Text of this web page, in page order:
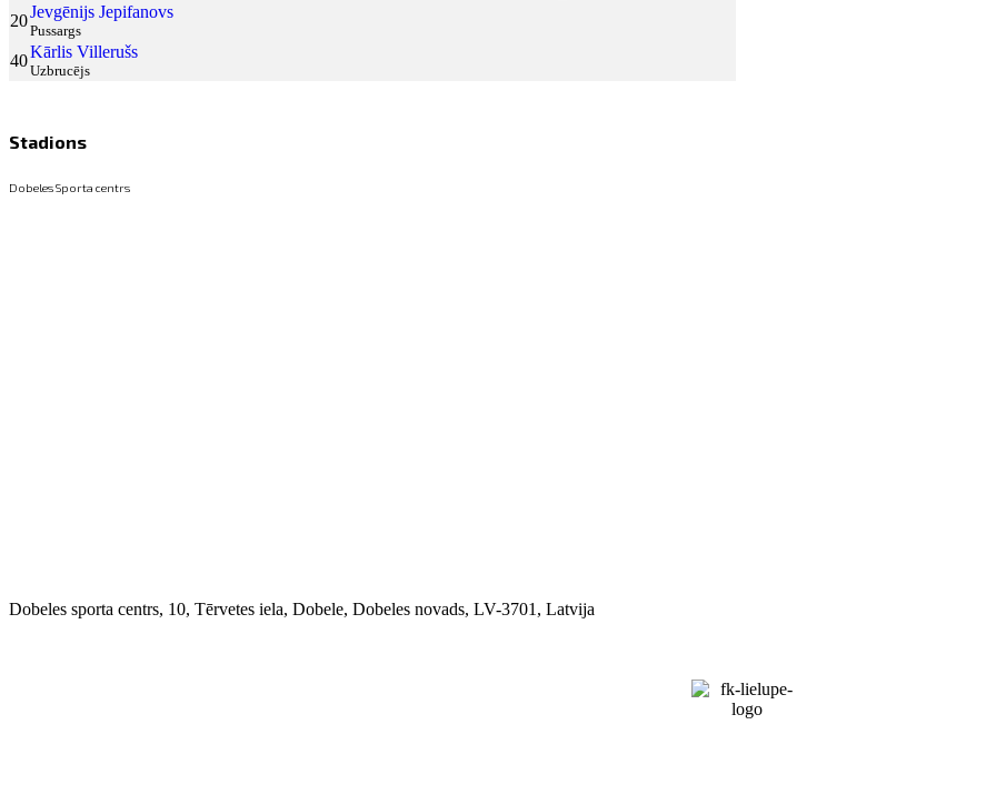
20Jevgēnijs Jepifanovs
Pussargs
40Kārlis Villerušs
Uzbrucējs
Stadions
Dobeles Sporta centrs
Dobeles sporta centrs, 10, Tērvetes iela, Dobele, Dobeles novads, LV-3701, Latvija